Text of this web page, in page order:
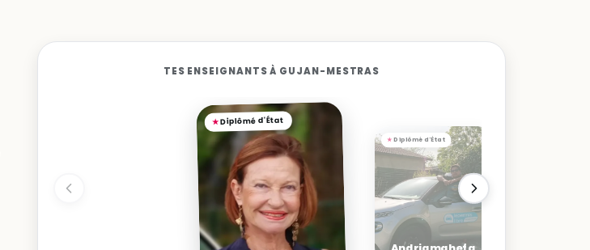
TES ENSEIGNANTS À GUJAN-MESTRAS
Diplômé d'État
Diplômé d'État